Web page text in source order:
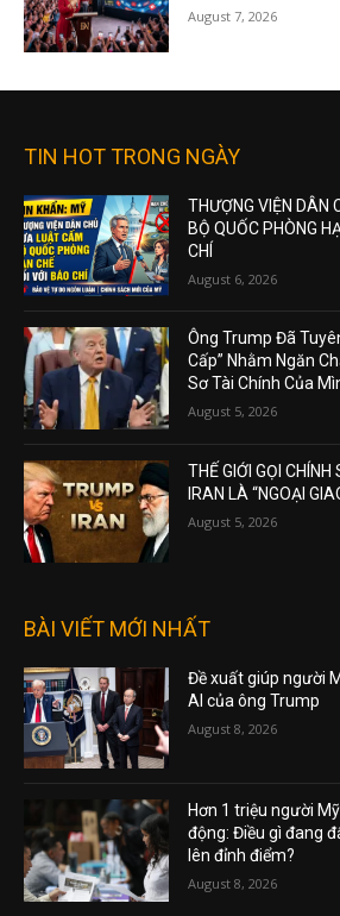
August 7, 2026
TIN HOT TRONG NGÀY
THƯỢNG VIỆN DÂN
BỘ QUỐC PHÒNG
CHÍ
August 6, 2026
Ông Trump Đã
Cấp” Nhằm Ngăn
Sơ Tài Chính Của
August 5, 2026
THẾ GIỚI GỌI
IRAN LÀ “NGOẠI
August 5, 2026
BÀI VIẾT MỚI NHẤT
Đề xuất giúp người
AI của ông Trump
August 8, 2026
Hơn 1 triệu người
động: Điều gì đang
lên đỉnh điểm?
August 8, 2026